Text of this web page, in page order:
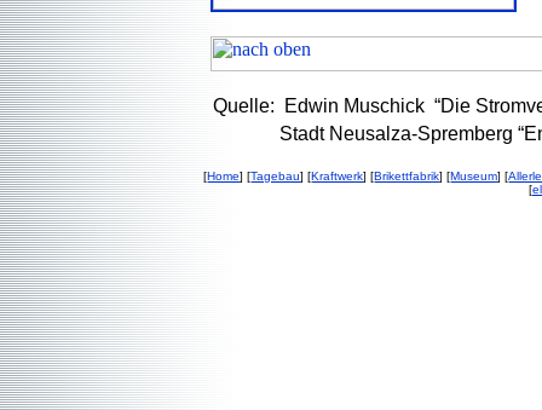
Quelle: Edwin Muschick “Die
Stadt Neusalza-Spremberg
[Home] [Tagebau] [Kraftwerk] [Brikettfabrik] [Museum] [
[